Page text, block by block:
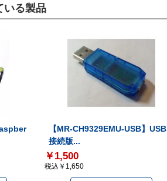
いる製品
【MR-CH9329EMU-USB】USB
接続版...
￥1,500
税込￥1,650